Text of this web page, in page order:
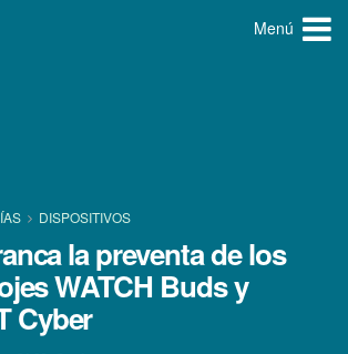
Menú
DISPOSITIVOS
la preventa de los
WATCH Buds y
Cyber